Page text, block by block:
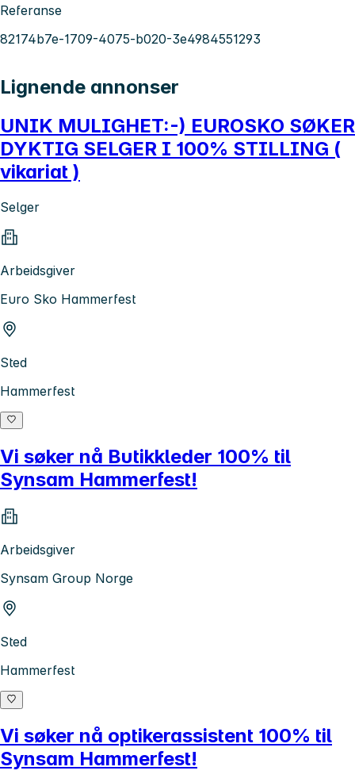
Referanse
82174b7e-1709-4075-b020-3e4984551293
Lignende annonser
UNIK MULIGHET:-) EUROSKO SØKER
DYKTIG SELGER I 100% STILLING (
vikariat )
Selger
Arbeidsgiver
Euro Sko Hammerfest
Sted
Hammerfest
Vi søker nå Butikkleder 100% til
Synsam Hammerfest!
Arbeidsgiver
Synsam Group Norge
Sted
Hammerfest
Vi søker nå optikerassistent 100% til
Synsam Hammerfest!